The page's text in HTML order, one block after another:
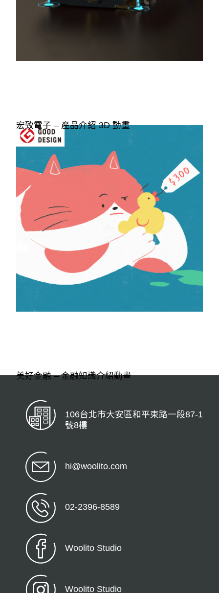
宏致電子 – 產品介紹 3D 動畫
美好金融 – 金融知識介紹動畫
106台北市大安區和平東路一段87-1
號8樓
hi@woolito.com
02-2396-8589
Woolito Studio
Woolito Studio